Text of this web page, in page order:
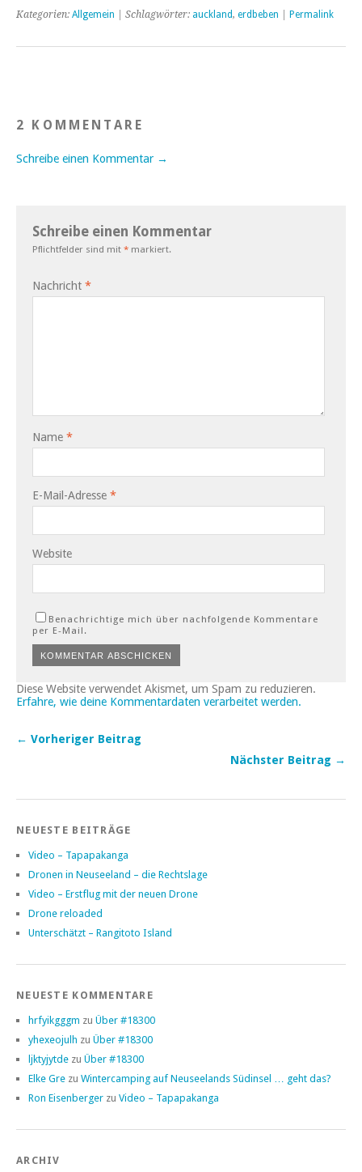
an der Küste entlang,
Coromandel Halbinsel im…
Kategorien: Allgemein | Schlagwörter: auckland, erdbeben Permalink
2 KOMMENTARE
Schreibe einen Kommentar →
Schreibe einen Kommentar
Pflichtfelder sind mit * markiert.
Nachricht *
Name *
E-Mail-Adresse *
Website
Benachrichtige mich über nachfolgende Kommentare
per E-Mail.
Diese Website verwendet Akismet, um Spam zu reduzieren.
Erfahre, wie deine Kommentardaten verarbeitet werden.
← Vorheriger Beitrag
Nächster Beitrag →
NEUESTE BEITRÄGE
Video – Tapapakanga
Dronen in Neuseeland – die Rechtslage
Video – Erstflug mit der neuen Drone
Drone reloaded
Unterschätzt – Rangitoto Island
NEUESTE KOMMENTARE
hrfyikgggm zu Über #18300
yhexeojulh zu Über #18300
ljktyjytde zu Über #18300
Elke Gre zu Wintercamping auf Neuseelands Südinsel … geht das?
Ron Eisenberger zu Video – Tapapakanga
ARCHIV